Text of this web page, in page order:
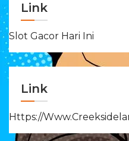
Link
Slot Gacor Hari Ini
Link
Https://